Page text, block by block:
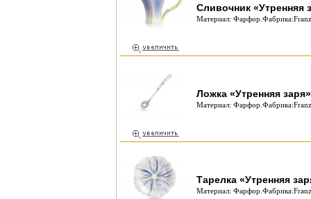
Сливочник «Утренняя
Материал:
Ложка «Утренняя заря»
Материал:
Тарелка «Утренняя
Материал: